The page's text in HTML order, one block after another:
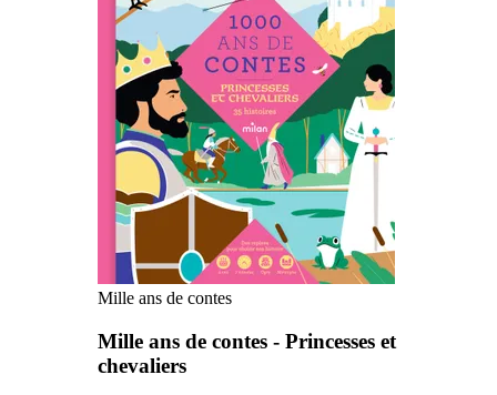
Mille ans de contes
Mille ans de contes - Princesses et
chevaliers